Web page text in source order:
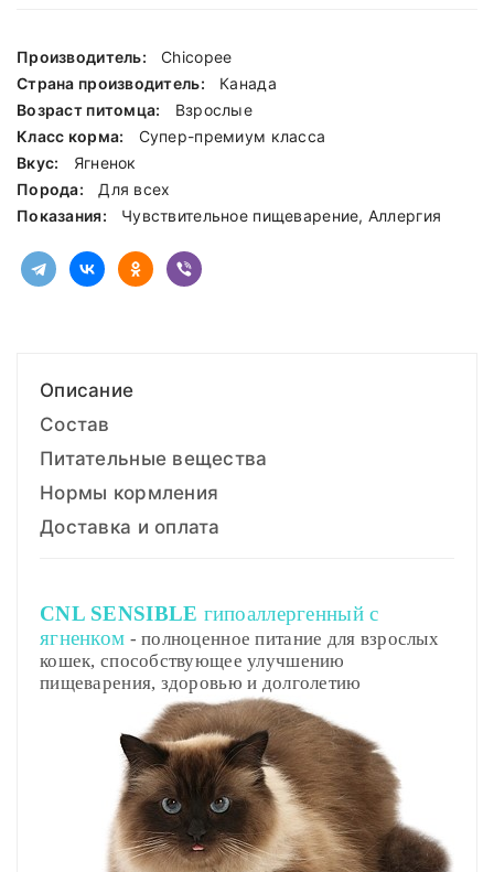
Производитель:
Chicopee
Страна производитель:
Канада
Возраст питомца:
Взрослые
Класс корма:
Cупер-премиум класса
Вкус:
Ягненок
Порода:
Для всех
Показания:
Чувствительное пищеварение, Аллергия
Описание
Состав
Питательные вещества
Нормы кормления
Доставка и оплата
CNL SENSIBLE гипоаллергенный с
ягненком - полноценное питание для взрослых
кошек, способствующее улучшению
пищеварения, здоровью и долголетию